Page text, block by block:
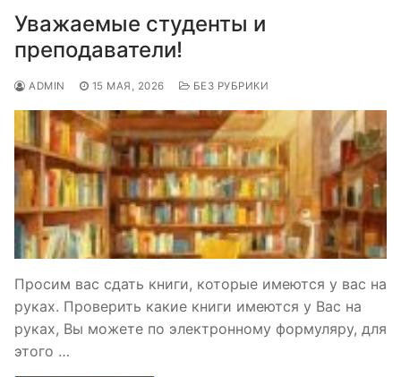
Уважаемые студенты и
преподаватели!
ADMIN 15 МАЯ, 2026 БЕЗ РУБРИКИ
Просим вас сдать книги, которые имеются у вас на
руках. Проверить какие книги имеются у Вас на
руках, Вы можете по электронному формуляру, для
этого …